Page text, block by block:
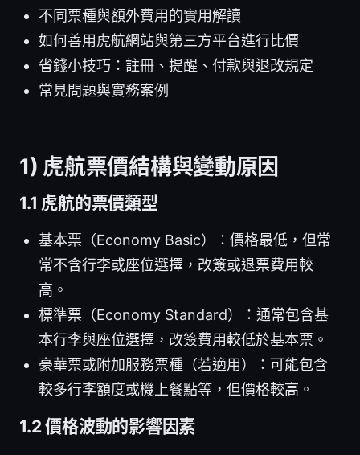
不同票種與額外費用的實用解讀
如何善用虎航網站與第三方平台進行比價
省錢小技巧：註冊、提醒、付款與退改規定
常見問題與實務案例
1) 虎航票價結構與變動原因
1.1 虎航的票價類型
基本票（Economy Basic）：價格最低，但常
常不含行李或座位選擇，改簽或退票費用較
高。
標準票（Economy Standard）：通常包含基
本行李與座位選擇，改簽費用較低於基本票。
豪華票或附加服務票種（若適用）：可能包含
較多行李額度或機上餐點等，但價格較高。
1.2 價格波動的影響因素